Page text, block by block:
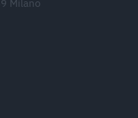
Milano